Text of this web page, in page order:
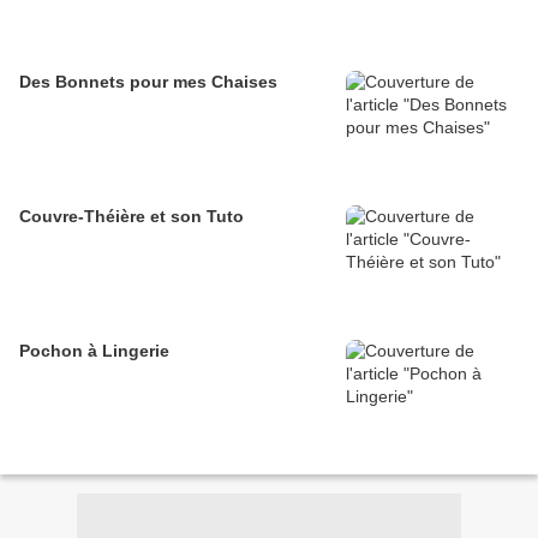
Des Bonnets pour mes Chaises
Couvre-Théière et son Tuto
Pochon à Lingerie